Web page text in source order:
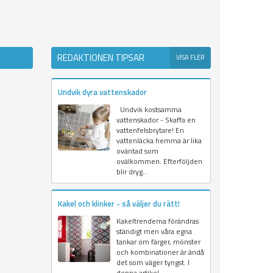
REDAKTIONEN TIPSAR VISA FLER
Undvik dyra vattenskador
Undvik kostsamma
vattenskador - Skaffa en
vattenfelsbrytare! En
vattenläcka hemma är lika
oväntad som
ovälkommen. Efterföljden
blir dryg...
Kakel och klinker - så väljer du rätt!
Kakeltrenderna förändras
ständigt men våra egna
tankar om färger, mönster
och kombinationer är ändå
det som väger tyngst. I